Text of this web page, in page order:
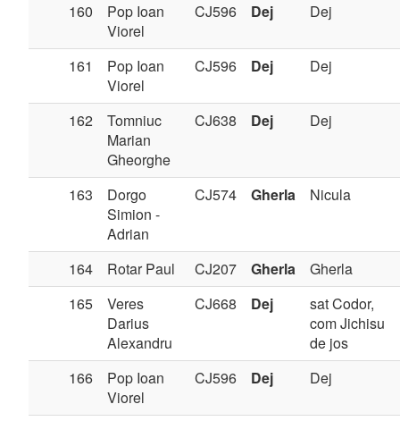
160
Pop Ioan
Viorel
CJ596 Dej Dej
161
Pop Ioan
Viorel
CJ596 Dej Dej
162
Tomniuc
Marian
Gheorghe
CJ638 Dej Dej
163
Dorgo
Simion -
Adrian
CJ574 Gherla Nicula
164 Rotar Paul CJ207 Gherla
Gherla
165
Veres
Darius
Alexandru
CJ668 Dej
sat Codor,
com Jichisu
de jos
166
Pop Ioan
Viorel
CJ596 Dej Dej